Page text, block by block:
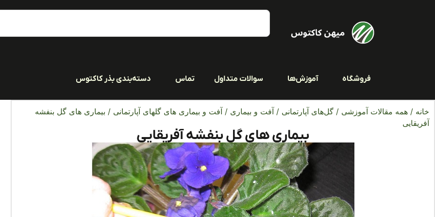
فروشگاه آموزش‌ها سوالات متداول تماس دسته‌بندی بذر کاکتوس
خانه / همه مقالات آموزشی / گل‌های آپارتمانی / آفت و بیماری / آفت و بیماری‌ های گلهای آپارتمانی / بیماری‌ های گل بنفشه
آفریقایی
بیماری‌ های گل بنفشه آفریقایی